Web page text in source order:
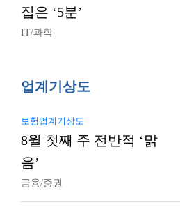
집은 ‘5분’
IT/과학
업계기상도
보험업계기상도
8월 첫째 주 전반적 ‘맑
음’
금융/증권